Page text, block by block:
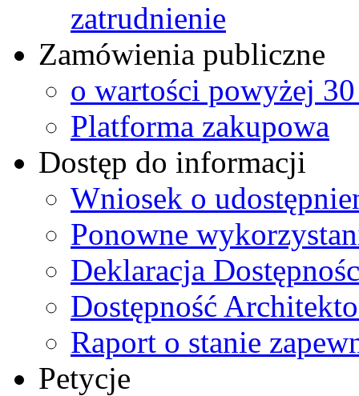
zatrudnienie
Zamówienia publiczne
o wartości powyżej
Platforma zakupowa
Dostęp do informacji
Wniosek o
Ponowne
Deklaracja
Dostępność
Raport o stanie
Petycje